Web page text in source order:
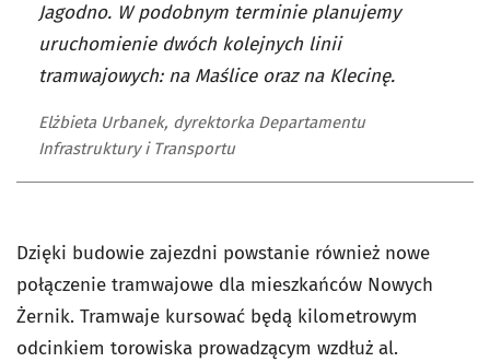
Jagodno. W podobnym terminie planujemy
uruchomienie dwóch kolejnych linii
tramwajowych: na Maślice oraz na Klecinę.
Elżbieta Urbanek, dyrektorka Departamentu
Infrastruktury i Transportu
Dzięki budowie zajezdni powstanie również nowe
połączenie tramwajowe dla mieszkańców Nowych
Żernik. Tramwaje kursować będą kilometrowym
odcinkiem torowiska prowadzącym wzdłuż al.